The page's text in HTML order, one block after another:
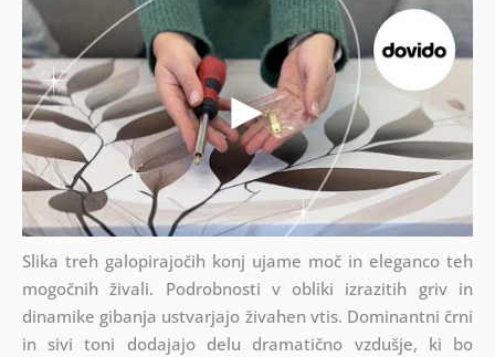
Slika treh galopirajočih konj ujame moč in eleganco teh
mogočnih živali. Podrobnosti v obliki izrazitih griv in
dinamike gibanja ustvarjajo živahen vtis. Dominantni črni
in sivi toni dodajajo delu dramatično vzdušje, ki bo